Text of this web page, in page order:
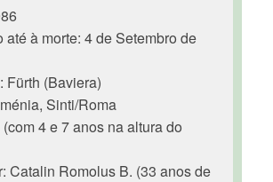
até à morte: 4 de Setembro de
Fürth (Baviera)
Sinti/Roma
4 e 7 anos na altura do
Catalin Romolus B. (33 anos de